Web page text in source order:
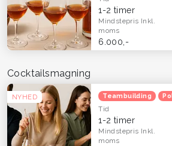
1-2 timer
Mindstepris Inkl.
moms
6.000,-
NYHED
Cocktailsmagning
Teambuilding
Tid
1-2 timer
Mindstepris Inkl.
moms